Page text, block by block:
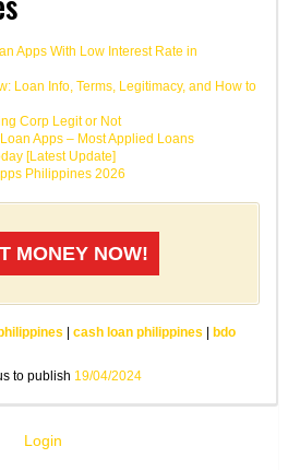
Apps With Low Interest Rate in
Loan Info, Terms, Legitimacy, and How to
Corp Legit or Not
Apps – Most Applied Loans
[Latest Update]
Philippines 2026
MONEY NOW!
cash loan philippines
bdo
to publish 19/04/2024
Login